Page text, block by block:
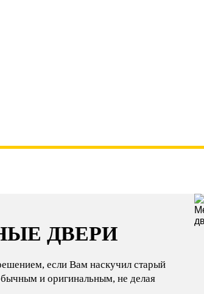
ДВЕРИ
если Вам наскучил старый
и оригинальным, не делая